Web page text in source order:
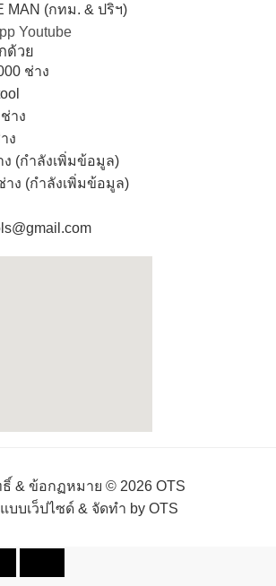
MAN (กทม. & ปริฯ)
Youtube
ด้วย
ช่าง
าง
ง
ง (กำลังเพิ่มข้อมูล)
าง (กำลังเพิ่มข้อมูล)
& ข้อกฏหมาย © 2026 OTS
บบเว็ปไซด์ & จัดทำ by OTS